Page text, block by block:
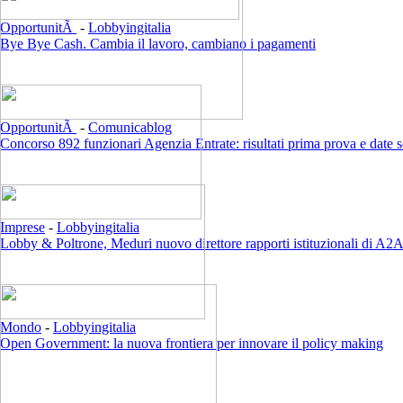
OpportunitÃ - Lobbyingitalia
Bye Bye Cash. Cambia il lavoro, cambiano i pagamenti
OpportunitÃ - Comunicablog
Concorso 892 funzionari Agenzia Entrate: risultati prima prova e date
Imprese - Lobbyingitalia
Lobby & Poltrone, Meduri nuovo direttore rapporti istituzionali di A2A
Mondo - Lobbyingitalia
Open Government: la nuova frontiera per innovare il policy making